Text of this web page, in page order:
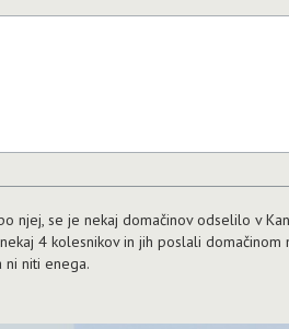
njej, se je nekaj domačinov odselilo v
4 kolesnikov in jih poslali
ni niti enega.